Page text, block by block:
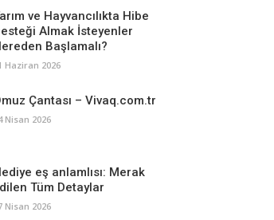
ve Hayvancılıkta Hibe
Almak İsteyenler
Başlamalı?
Haziran 2026
Çantası – Vivaq.com.tr
Nisan 2026
eş anlamlısı: Merak
Tüm Detaylar
Nisan 2026